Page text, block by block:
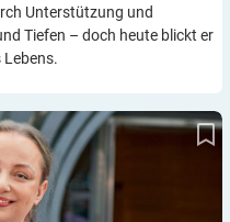
Unterstützung und
Tiefen – doch heute blickt er
gegen Vorurteile über